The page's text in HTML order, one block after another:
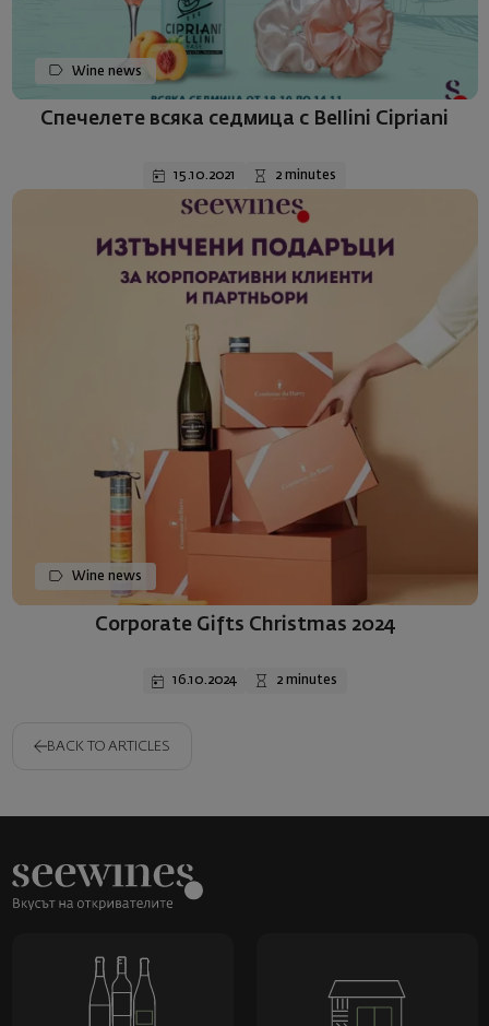
Wine news
Спечелете всяка седмица с Bellini Cipriani
15.10.2021 2 minutes
Wine news
Corporate Gifts Christmas 2024
16.10.2024 2 minutes
BACK TO ARTICLES